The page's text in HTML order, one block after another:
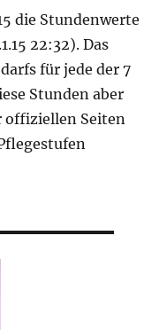
die Stundenwerte
22:32). Das
für jede der 7
Stunden aber
offiziellen Seiten
zu Begutachtung